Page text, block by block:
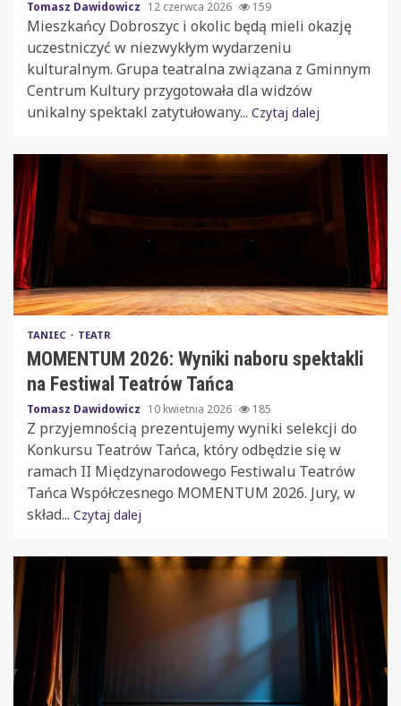
Tomasz Dawidowicz 12 czerwca 2026 159
Mieszkańcy Dobroszyc i okolic będą mieli okazję
uczestniczyć w niezwykłym wydarzeniu
kulturalnym. Grupa teatralna związana z Gminnym
Centrum Kultury przygotowała dla widzów
unikalny spektakl zatytułowany... Czytaj dalej
TANIEC TEATR
MOMENTUM 2026: Wyniki naboru spektakli
na Festiwal Teatrów Tańca
Tomasz Dawidowicz 10 kwietnia 2026 185
Z przyjemnością prezentujemy wyniki selekcji do
Konkursu Teatrów Tańca, który odbędzie się w
ramach II Międzynarodowego Festiwalu Teatrów
Tańca Współczesnego MOMENTUM 2026. Jury, w
skład... Czytaj dalej